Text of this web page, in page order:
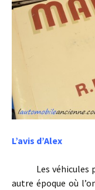
L’avis d’Alex
Les véhicules
autre époque où